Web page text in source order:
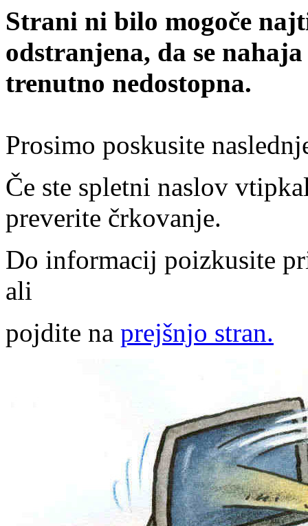
Strani ni bilo mogoče
odstranjena, da se
trenutno nedostopna.
Prosimo poskusite
Če ste spletni naslov
preverite črkovanje.
Do informacij poizkusite
ali
pojdite na prejšnjo stran.